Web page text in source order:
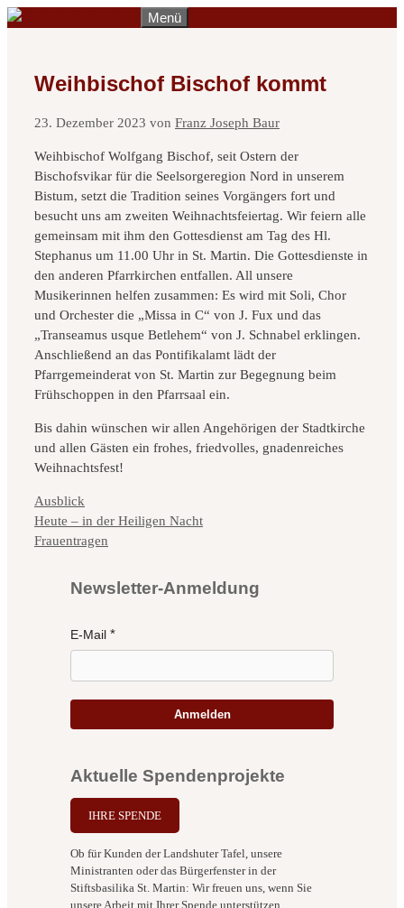
Zum
Menü
Weihbischof Bischof kommt
23. Dezember 2023 von Franz Joseph Baur
Weihbischof Wolfgang Bischof, seit Ostern der
Bischofsvikar für die Seelsorgeregion Nord in unserem
Bistum, setzt die Tradition seines Vorgängers fort und
besucht uns am zweiten Weihnachtsfeiertag. Wir feiern alle
gemeinsam mit ihm den Gottesdienst am Tag des Hl.
Stephanus um 11.00 Uhr in St. Martin. Die Gottesdienste in
den anderen Pfarrkirchen entfallen. All unsere
Musikerinnen helfen zusammen: Es wird mit Soli, Chor
und Orchester die „Missa in C“ von J. Fux und das
„Transeamus usque Betlehem“ von J. Schnabel erklingen.
Anschließend an das Pontifikalamt lädt der
Pfarrgemeinderat von St. Martin zur Begegnung beim
Frühschoppen in den Pfarrsaal ein.
Bis dahin wünschen wir allen Angehörigen der Stadtkirche
und allen Gästen ein frohes, friedvolles, gnadenreiches
Weihnachtsfest!
Kategorien
Ausblick
Heute – in der Heiligen Nacht
Frauentragen
Newsletter-Anmeldung
E-Mail
Anmelden
Aktuelle Spendenprojekte
IHRE SPENDE
Ob für Kunden der Landshuter Tafel, unsere
Ministranten oder das Bürgerfenster in der
Stiftsbasilika St. Martin: Wir freuen uns, wenn Sie
unsere Arbeit mit Ihrer Spende unterstützen.